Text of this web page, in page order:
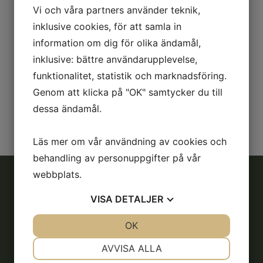
Ny nybörjargrupp
Listor inför söndagens pay n jump
Listor inför Pay n jump 24/5
Ridskoleshow
Recent Comments
Inga kommentarer att visa.
Söderköpings Ryttarsällskap
Liljerumsvägen
614 33 Söderköping
Vi och våra partners använder teknik,
inklusive cookies, för att samla in
information om dig för olika ändamål,
inklusive: bättre användarupplevelse,
funktionalitet, statistik och marknadsföring.
Genom att klicka på "OK" samtycker du till
dessa ändamål.
Läs mer om vår användning av cookies och
behandling av personuppgifter på vår
webbplats.
VISA DETALJER
AVVISA ALLA
OK